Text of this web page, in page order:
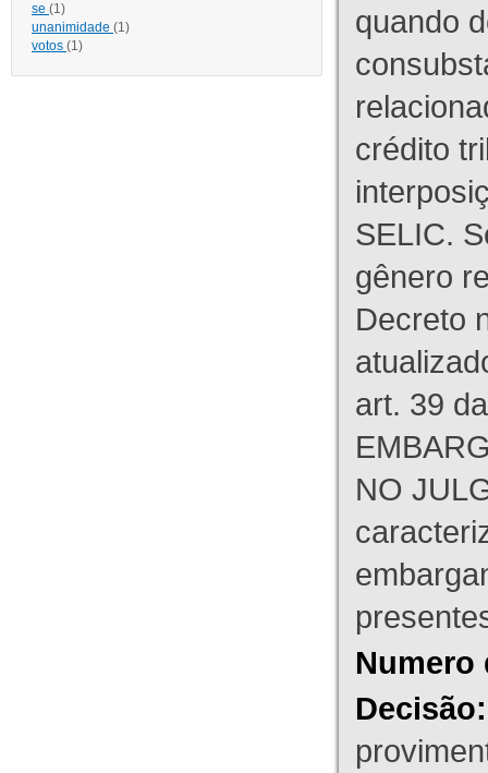
se (1)
unanimidade (1)
votos (1)
quando
crédito
SELIC.
gênero
Decreto
art. 39
NO
Numero
Decisão: